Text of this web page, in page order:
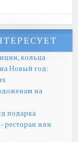
кольца
Новый год:
на
подарка
ресторан или